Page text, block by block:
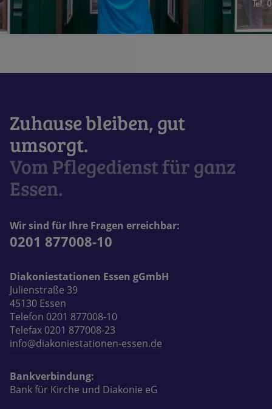
Zuhause bleiben, gut
umsorgt.
Vom Pflegedienst für ganz
Essen.
Wir sind für Ihre Fragen erreichbar:
0201 877008-10
Diakoniestationen Essen gGmbH
Julienstraße 39
45130 Essen
Telefon 0201 877008-10
Telefax 0201 877008-23
info@diakoniestationen-essen.de
Bankverbindung:
Bank für Kirche und Diakonie eG